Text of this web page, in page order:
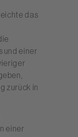
das
und einer
zurück in
einer